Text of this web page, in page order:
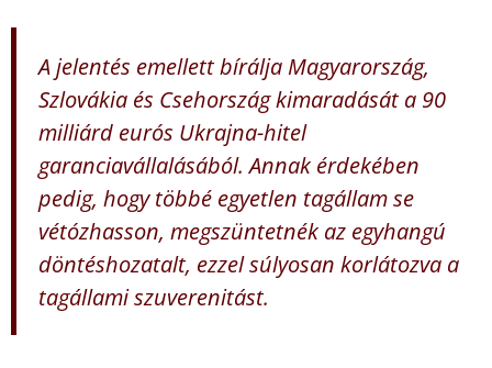
A jelentés emellett bírálja Magyarország,
Szlovákia és Csehország kimaradását a 90
milliárd eurós Ukrajna-hitel
garanciavállalásából. Annak érdekében
pedig, hogy többé egyetlen tagállam se
vétózhasson, megszüntetnék az egyhangú
döntéshozatalt, ezzel súlyosan korlátozva a
tagállami szuverenitást.